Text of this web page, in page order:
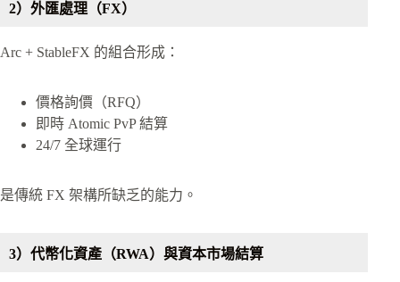
2）外匯處理（FX）
Arc + StableFX 的組合形成：
價格詢價（RFQ）
即時 Atomic PvP 結算
24/7 全球運行
是傳統 FX 架構所缺乏的能力。
3）代幣化資產（RWA）與資本市場結算